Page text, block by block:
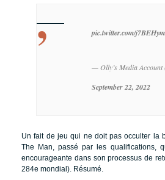
pic.twitter.com/
— Olly’s Media Account
September 22, 2022
Un fait de jeu qui ne doit pas occulter la
The Man, passé par les qualifications,
encourageante dans son processus de
284e mondial). Résumé.